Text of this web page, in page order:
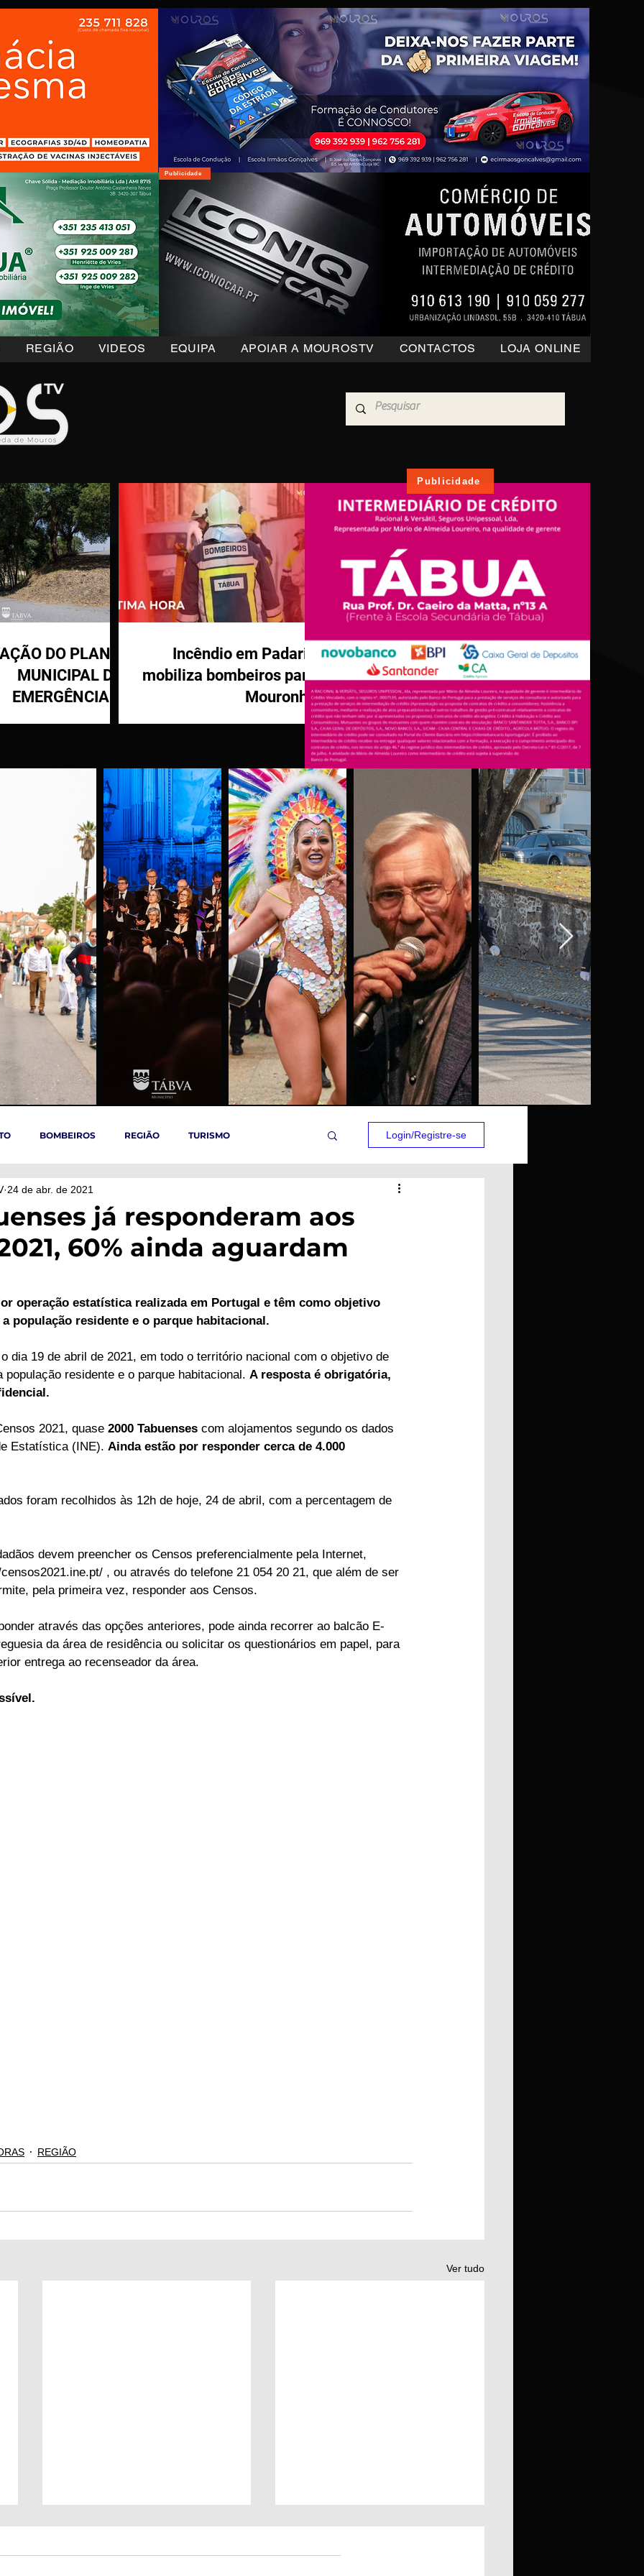
REGIÃO VIDEOS EQUIPA APOIAR A MOUROSTV CONTACTOS LOJA ONLINE
Publicidade
DO PLANO
MUNICIPAL DE
EMERGÊNCIA E
Incêndio em Padaria
mobiliza bombeiros para
Mouronho
Publicidade
BOMBEIROS REGIÃO TURISMO
TÁBUA ARGANIL
19 ARTIGOS Politica POLITICA SAÚDE
ELEIÇÕES SABORES E SABERES TEMPO
Login/Registre-se
já responderam aos
60% ainda aguardam
24 de abr. de 2021
operação estatística realizada em Portugal e têm como objetivo
população residente e o parque habitacional.
dia 19 de abril de 2021, em todo o território nacional com o objetivo de
residente e o parque habitacional. A resposta é obrigatória,
2021, quase 2000 Tabuenses com alojamentos segundo os dados
Estatística (INE). Ainda estão por responder cerca de 4.000
foram recolhidos às 12h de hoje, 24 de abril, com a percentagem de
devem preencher os Censos preferencialmente pela Internet,
, ou através do telefone 21 054 20 21, que além de ser
pela primeira vez, responder aos Censos.
através das opções anteriores, pode ainda recorrer ao balcão E-
da área de residência ou solicitar os questionários em papel, para
entrega ao recenseador da área.
REGIÃO
Ver tudo